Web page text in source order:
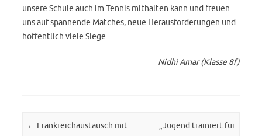
unsere Schule auch im Tennis mithalten kann und freuen
uns auf spannende Matches, neue Herausforderungen und
hoffentlich viele Siege.
Nidhi Amar (Klasse 8f)
Post navigation
← Frankreichaustausch mit
„Jugend trainiert für